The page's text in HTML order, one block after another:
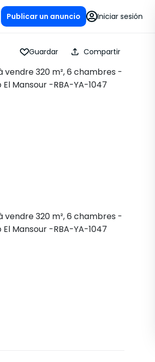
Publicar un anuncio Iniciar sesión
Guardar Compartir